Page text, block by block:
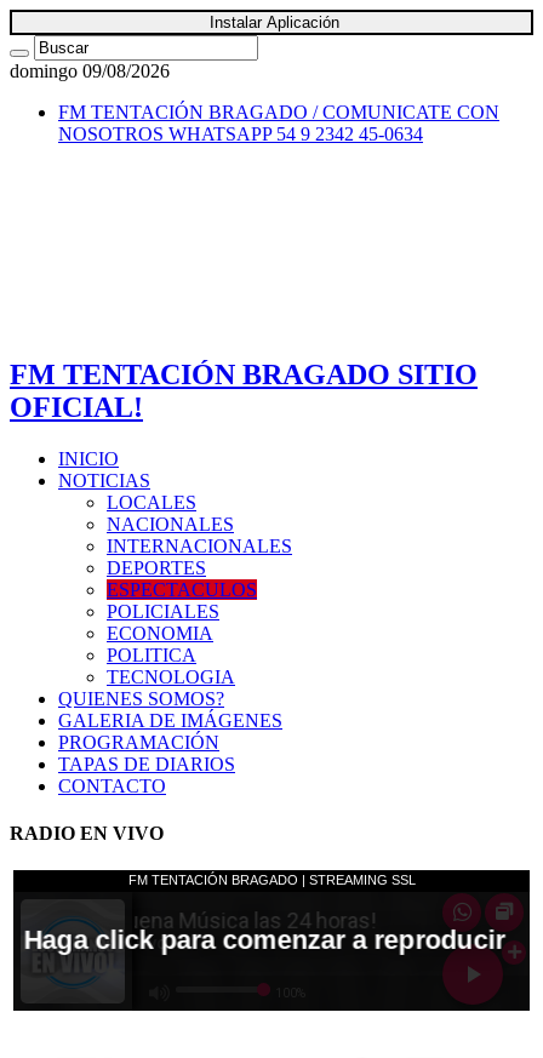
Instalar Aplicación
domingo 09/08/2026
FM TENTACIÓN BRAGADO / COMUNICATE CON
NOSOTROS WHATSAPP 54 9 2342 45-0634
FM TENTACIÓN BRAGADO SITIO
OFICIAL!
INICIO
NOTICIAS
LOCALES
NACIONALES
INTERNACIONALES
DEPORTES
ESPECTACULOS
POLICIALES
ECONOMIA
POLITICA
TECNOLOGIA
QUIENES SOMOS?
GALERIA DE IMÁGENES
PROGRAMACIÓN
TAPAS DE DIARIOS
CONTACTO
RADIO EN VIVO